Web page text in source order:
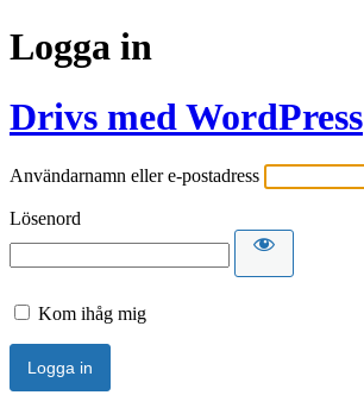
Logga in
Drivs med WordPress
Användarnamn eller e-postadress
Lösenord
Kom ihåg mig